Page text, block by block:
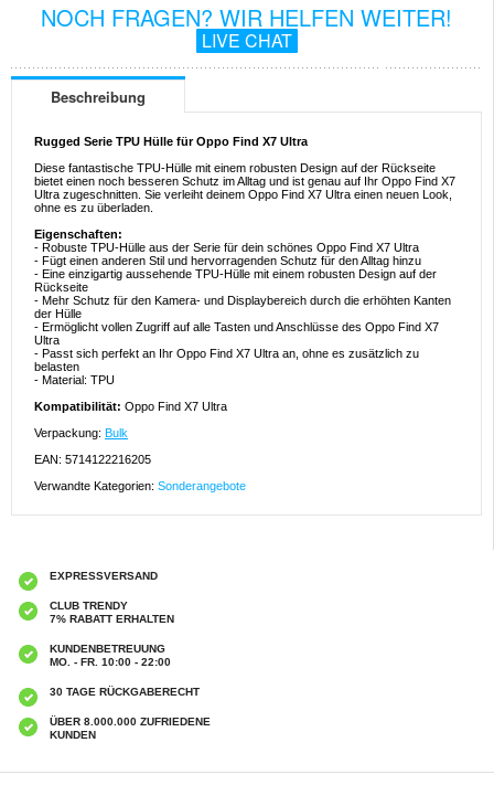
NOCH FRAGEN? WIR HELFEN WEITER!
LIVE CHAT
Beschreibung
Rugged Serie TPU Hülle für Oppo Find X7 Ultra
Diese fantastische TPU-Hülle mit einem robusten Design auf der Rückseite
bietet einen noch besseren Schutz im Alltag und ist genau auf Ihr Oppo Find X7
Ultra zugeschnitten. Sie verleiht deinem Oppo Find X7 Ultra einen neuen Look,
ohne es zu überladen.
Eigenschaften:
- Robuste TPU-Hülle aus der Serie für dein schönes Oppo Find X7 Ultra
- Fügt einen anderen Stil und hervorragenden Schutz für den Alltag hinzu
- Eine einzigartig aussehende TPU-Hülle mit einem robusten Design auf der
Rückseite
- Mehr Schutz für den Kamera- und Displaybereich durch die erhöhten Kanten
der Hülle
- Ermöglicht vollen Zugriff auf alle Tasten und Anschlüsse des Oppo Find X7
Ultra
- Passt sich perfekt an Ihr Oppo Find X7 Ultra an, ohne es zusätzlich zu
belasten
- Material: TPU
Kompatibilität: Oppo Find X7 Ultra
Verpackung: Bulk
EAN: 5714122216205
Verwandte Kategorien: Sonderangebote
EXPRESSVERSAND
CLUB TRENDY
7% RABATT ERHALTEN
KUNDENBETREUUNG
MO. - FR. 10:00 - 22:00
30 TAGE RÜCKGABERECHT
ÜBER 8.000.000 ZUFRIEDENE
KUNDEN